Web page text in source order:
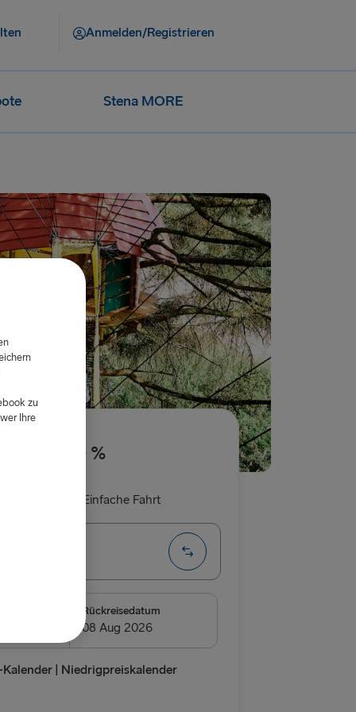
Anmelden/Registrieren
Stena MORE
bis zu 20 %
Einfache Fahrt
Rückreisedatum
| Niedrigpreiskalender
zu
Ihre